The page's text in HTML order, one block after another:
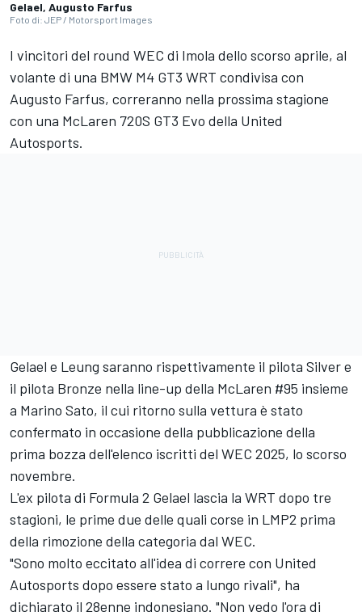
Gelael, Augusto Farfus
Foto di: JEP / Motorsport Images
I vincitori del round WEC di Imola dello scorso aprile, al
volante di una BMW M4 GT3 WRT condivisa con
Augusto Farfus, correranno nella prossima stagione
con una McLaren 720S GT3 Evo della United
Autosports.
Gelael e Leung saranno rispettivamente il pilota Silver e
il pilota Bronze nella line-up della McLaren #95 insieme
a Marino Sato, il cui ritorno sulla vettura è stato
confermato in occasione della pubblicazione della
prima bozza dell'elenco iscritti del WEC 2025, lo scorso
novembre.
L'ex pilota di Formula 2 Gelael lascia la WRT dopo tre
stagioni, le prime due delle quali corse in LMP2 prima
della rimozione della categoria dal WEC.
"Sono molto eccitato all'idea di correre con United
Autosports dopo essere stato a lungo rivali", ha
dichiarato il 28enne indonesiano. "Non vedo l'ora di